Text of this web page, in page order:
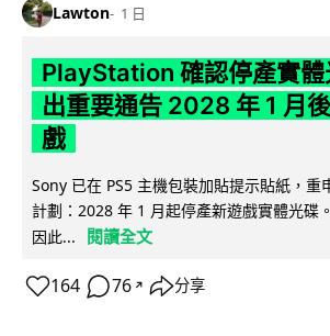
Lawton 1 日
PlayStation 確認停產實體
出重要通告 2028 年 1 月
戲
Sony 已在 PS5 主機包裝加貼提示貼紙，重
計劃：2028 年 1 月起停產新遊戲實體光碟
因此...
閱讀全文
164 76 ↗ 分享